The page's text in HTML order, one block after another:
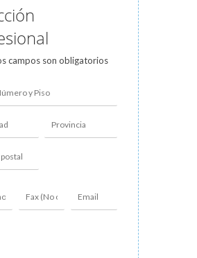
campos son obligatorios